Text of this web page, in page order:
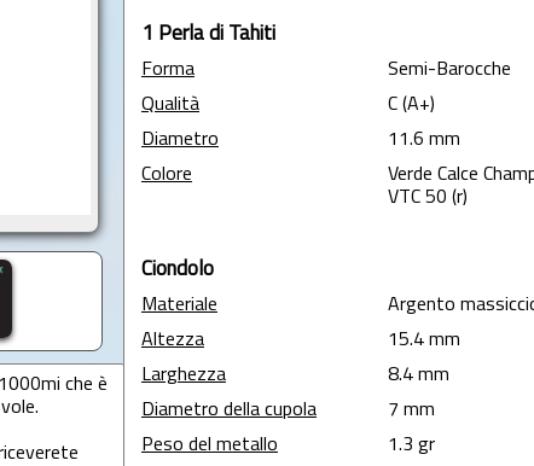
che è
1 Perla di Tahiti
Forma
Semi-Barocche
Qualità
C (A+)
Diametro
11.6 mm
Colore
Verde Calce
VTC 50 (r)
Ciondolo
Materiale
Argento
Altezza
15.4 mm
Larghezza
8.4 mm
Diametro della cupola
7 mm
Peso del metallo
1.3 gr